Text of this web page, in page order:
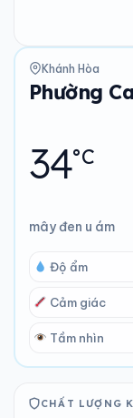
Khánh Hòa
Phường
34°C
mây đen u ám
Độ ẩm
Cảm giác
Tầm nhìn
CHẤT LƯỢNG